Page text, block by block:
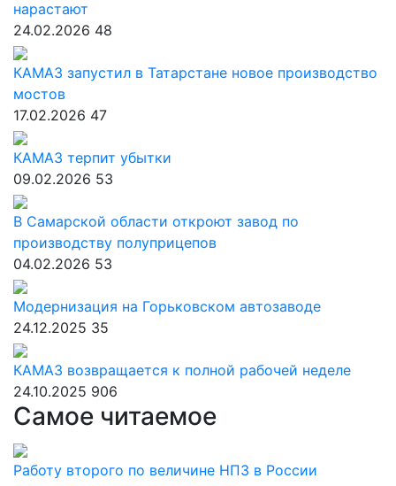
нарастают
24.02.2026 48
КАМАЗ запустил в Татарстане новое производство
мостов
17.02.2026 47
КАМАЗ терпит убытки
09.02.2026 53
В Самарской области откроют завод по
производству полуприцепов
04.02.2026 53
Модернизация на Горьковском автозаводе
24.12.2025 35
КАМАЗ возвращается к полной рабочей неделе
24.10.2025 906
Самое читаемое
Работу второго по величине НПЗ в России